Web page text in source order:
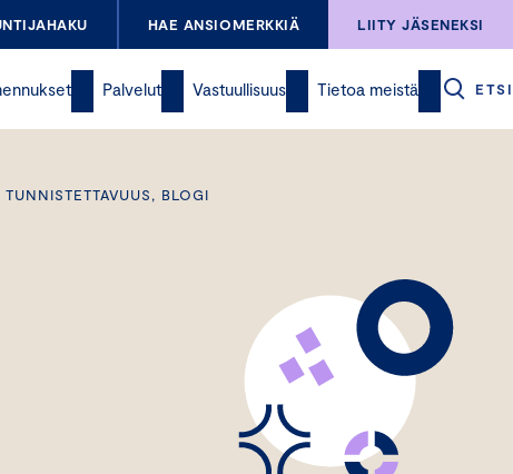
HAE ANSIOMERKKIÄ LIITY JÄSENEKSI
Palvelut Vastuullisuus Tietoa meistä ETSI
BLOGI